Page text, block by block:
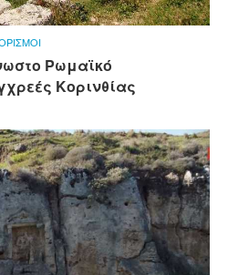
Ρωμαϊκό
Κορινθίας